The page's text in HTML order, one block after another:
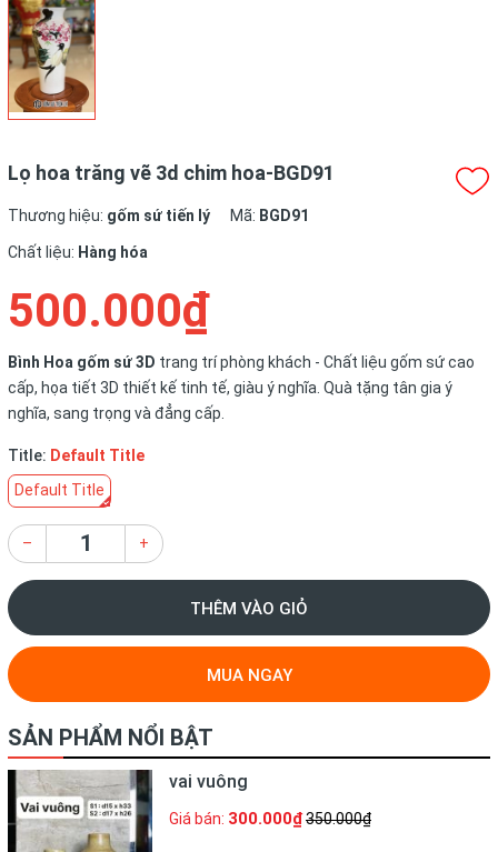
Lọ hoa trăng vẽ 3d chim hoa-BGD91
Thương hiệu: gốm sứ tiến lý Mã: BGD91
Chất liệu: Hàng hóa
500.000₫
Bình Hoa gốm sứ 3D trang trí phòng khách - Chất liệu gốm sứ cao
cấp, họa tiết 3D thiết kế tinh tế, giàu ý nghĩa. Quà tặng tân gia ý
nghĩa, sang trọng và đẳng cấp.
Title: Default Title
Default Title
– +
THÊM VÀO GIỎ
MUA NGAY
SẢN PHẨM NỔI BẬT
vai vuông
Giá bán: 300.000₫350.000₫